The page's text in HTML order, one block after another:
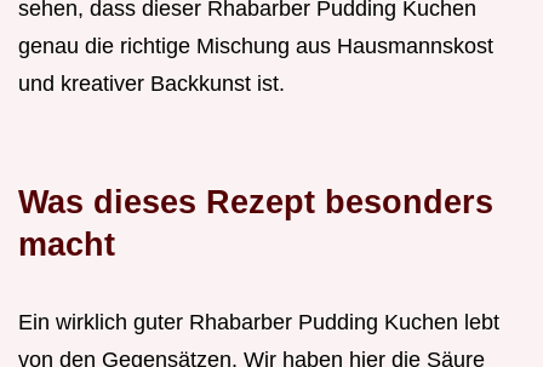
sehen, dass dieser Rhabarber Pudding Kuchen
genau die richtige Mischung aus Hausmannskost
und kreativer Backkunst ist.
Was dieses Rezept besonders
macht
Ein wirklich guter Rhabarber Pudding Kuchen lebt
von den Gegensätzen. Wir haben hier die Säure